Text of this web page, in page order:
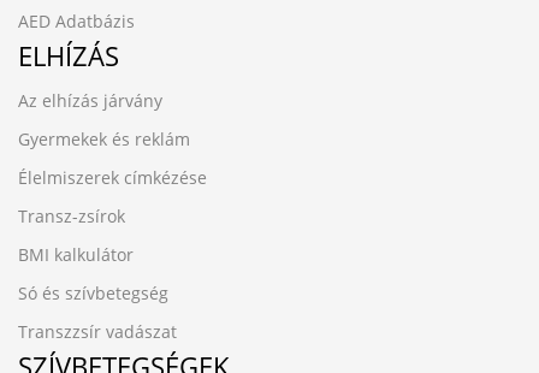
AED Adatbázis
ELHÍZÁS
Az elhízás járvány
Gyermekek és reklám
Élelmiszerek címkézése
Transz-zsírok
BMI kalkulátor
Só és szívbetegség
Transzzsír vadászat
SZÍVBETEGSÉGEK